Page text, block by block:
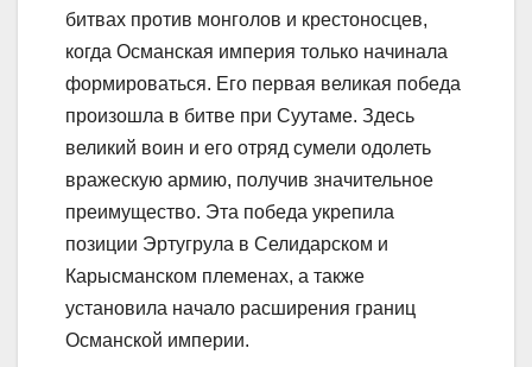
битвах против монголов и крестоносцев,
когда Османская империя только начинала
формироваться. Его первая великая победа
произошла в битве при Суутаме. Здесь
великий воин и его отряд сумели одолеть
вражескую армию, получив значительное
преимущество. Эта победа укрепила
позиции Эртугрула в Селидарском и
Карысманском племенах, а также
установила начало расширения границ
Османской империи.